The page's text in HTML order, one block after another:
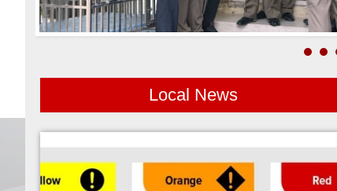
Local News